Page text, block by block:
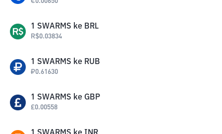
1 SWARMS ke BRL
R$0.03834
1 SWARMS ke RUB
₽0.61630
1 SWARMS ke GBP
£0.00558